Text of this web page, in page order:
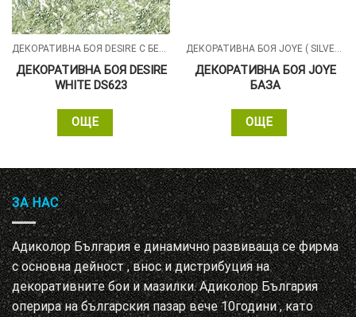
ДЕКОРАТИВНА БОЯ DESIRE С БЕЛИ СИЛИКОНОВИ ЧАСТИЦИ
ДЕКОРАТИВНА БОЯ DESIRE
WHITE DS623
ОЩЕ
ДЕКОРАТИВНА БОЯ JOYE ( SILVER , GOLD )
ДЕКОРАТИВНА БОЯ JOYE
БАЗА
ОЩЕ
ЗА НАС
Адиколор България е динамично развиваща се фирма
с основна дейност , внос и дистрибуция на
декоративните бои и мазилки. Адиколор България
оперира на българския пазар вече 10години , като